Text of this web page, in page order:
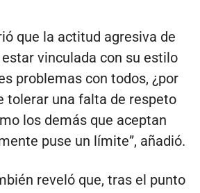
que la actitud agresiva de
vinculada con su estilo
problemas con todos, ¿por
tolerar una falta de respeto
los demás que aceptan
puse un límite”, añadió.
reveló que, tras el punto